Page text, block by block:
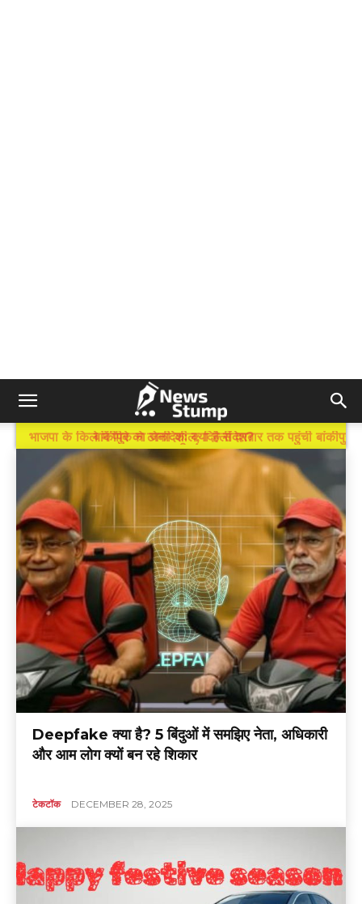
BREAKING NEWS
भाजपा के किले में पीके ने ठोकी कील, दिल्ली दरबार तक पहुंची बांकीपुर
की गूंज
Deepfake क्या है? 5 बिंदुओं में समझिए नेता, अधिकारी
और आम लोग क्यों बन रहे शिकार
टेकटॉक DECEMBER 28, 2025